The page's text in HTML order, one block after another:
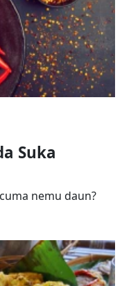
Suka
nemu daun?